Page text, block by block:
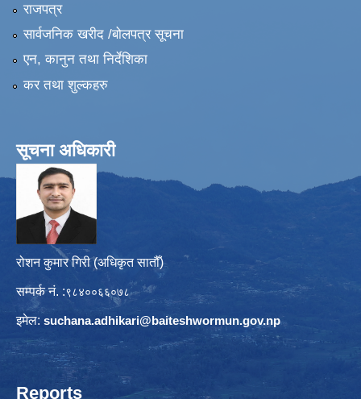
राजपत्र
सार्वजनिक खरीद /बोलपत्र सूचना
एन, कानुन तथा निर्देशिका
कर तथा शुल्कहरु
सूचना अधिकारी
रोशन कुमार गिरी (अधिकृत सातौँ)
सम्पर्क नं. :९८४००६६०७८
इमेल: suchana.adhikari@baiteshwormun.gov.np
Reports